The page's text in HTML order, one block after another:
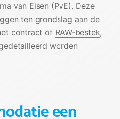
van Eisen (PvE). Deze
ten grondslag aan de
contract of RAW-bestek,
worden
een